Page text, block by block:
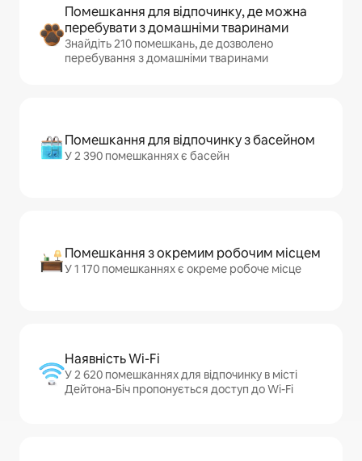
Помешкання для відпочинку, де можна
перебувати з домашніми тваринами
Знайдіть 210 помешкань, де дозволено
перебування з домашніми тваринами
Помешкання для відпочинку з басейном
У 2 390 помешканнях є басейн
Помешкання з окремим робочим місцем
У 1 170 помешканнях є окреме робоче місце
Наявність Wi-Fi
У 2 620 помешканнях для відпочинку в місті
Дейтона-Біч пропонується доступ до Wi-Fi